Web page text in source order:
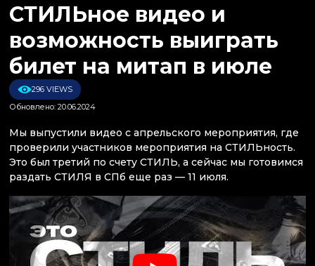
СТИЛЬное видео и
возможность выиграть
билет на митап в июле
296 VIEWS
Обновлено: 20.06.2024
Мы выпустили видео с апрельского мероприятия, где
проверили участников мероприятия на СТИЛЬность.
Это был третий по счету СТИЛЬ, а сейчас мы готовимся
раздать СТИЛЯ в СПб еще раз — 11 июля.